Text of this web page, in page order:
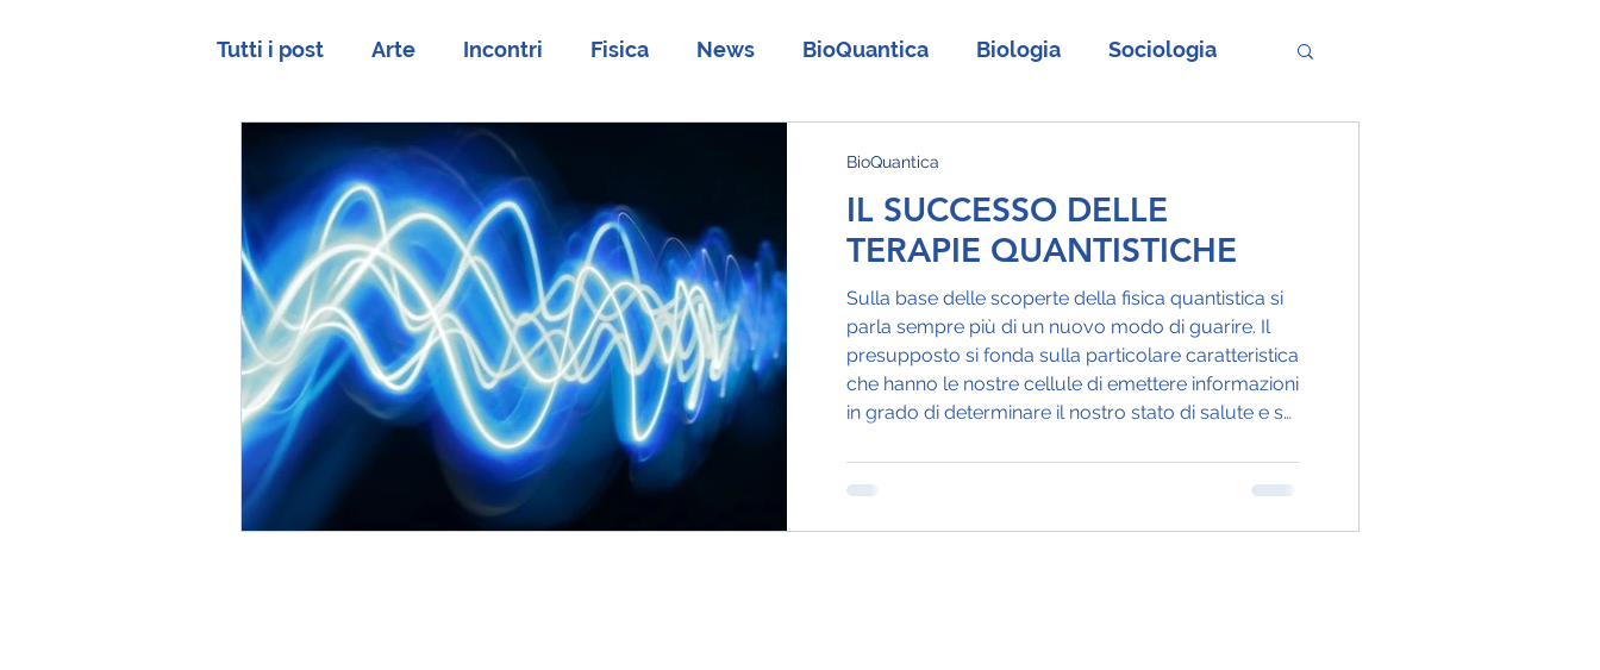
Tutti i post Arte Incontri Fisica News BioQuantica Biologia Sociologia
IL SUCCESSO DELLE
TERAPIE QUANTISTICHE
Sulla base delle scoperte della fisica quantistica si
parla sempre più di un nuovo modo di guarire. Il
presupposto si fonda sulla particolare caratteristica
che hanno le nostre cellule di emettere informazioni
in grado di determinare il nostro stato di salute e su
medicina quantistica" ci impongono di vedere la
vita, la salute e la malattia in un modo diverso: i
nostri corpi non sono più un insieme di organi da
BioQuantica